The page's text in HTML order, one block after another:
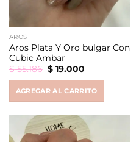
AROS
Aros Plata Y Oro bulgar Con
Cubic Ambar
$55.186 Original
price
$ 55.186.
$19.000Current
$ 19.000.
AGREGAR AL CARRITO